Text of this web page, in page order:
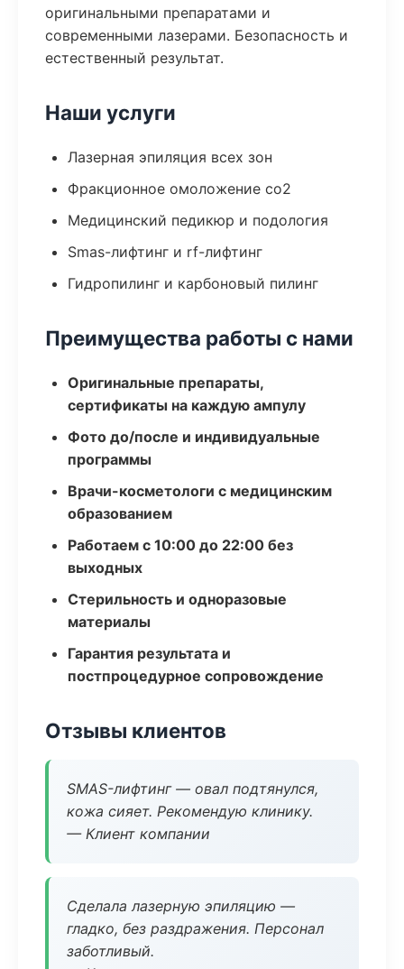
оригинальными препаратами и
современными лазерами. Безопасность и
естественный результат.
Наши услуги
Лазерная эпиляция всех зон
Фракционное омоложение co2
Медицинский педикюр и подология
Smas-лифтинг и rf-лифтинг
Гидропилинг и карбоновый пилинг
Преимущества работы с нами
Оригинальные препараты,
сертификаты на каждую ампулу
Фото до/после и индивидуальные
программы
Врачи-косметологи с медицинским
образованием
Работаем с 10:00 до 22:00 без
выходных
Стерильность и одноразовые
материалы
Гарантия результата и
постпроцедурное сопровождение
Отзывы клиентов
SMAS-лифтинг — овал подтянулся,
кожа сияет. Рекомендую клинику.
— Клиент компании
Сделала лазерную эпиляцию —
гладко, без раздражения. Персонал
заботливый.